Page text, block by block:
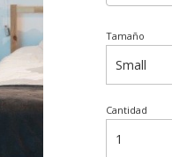
Tamaño
Cantidad